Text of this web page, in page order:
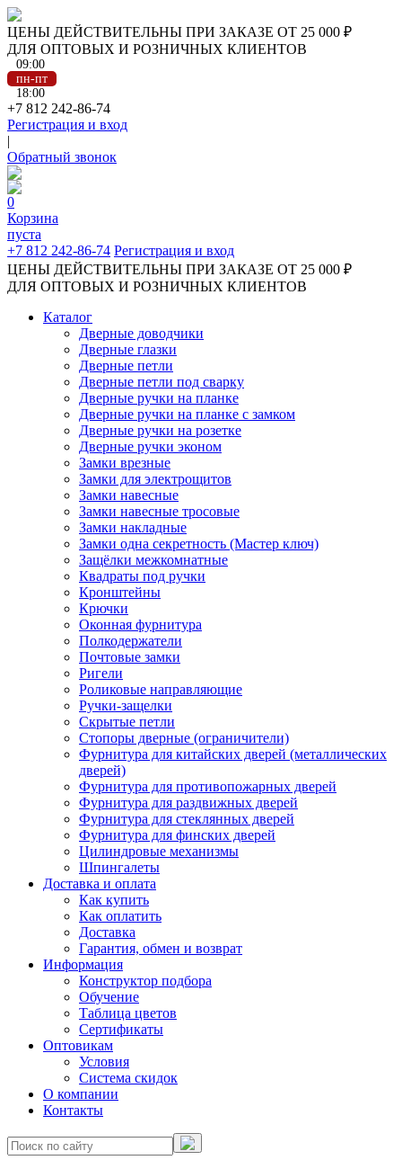
ЦЕНЫ ДЕЙСТВИТЕЛЬНЫ ПРИ ЗАКАЗЕ ОТ 25 000 ₽
ДЛЯ ОПТОВЫХ И РОЗНИЧНЫХ КЛИЕНТОВ
09:00
пн-пт
18:00
+7 812 242-86-74
Регистрация и вход
|
Обратный звонок
0
Корзина
пуста
+7 812 242-86-74 Регистрация и вход
ЦЕНЫ ДЕЙСТВИТЕЛЬНЫ ПРИ ЗАКАЗЕ ОТ 25 000 ₽
ДЛЯ ОПТОВЫХ И РОЗНИЧНЫХ КЛИЕНТОВ
Каталог
Дверные доводчики
Дверные глазки
Дверные петли
Дверные петли под сварку
Дверные ручки на планке
Дверные ручки на планке с замком
Дверные ручки на розетке
Дверные ручки эконом
Замки врезные
Замки для электрощитов
Замки навесные
Замки навесные тросовые
Замки накладные
Замки одна секретность (Мастер ключ)
Защёлки межкомнатные
Квадраты под ручки
Кронштейны
Крючки
Оконная фурнитура
Полкодержатели
Почтовые замки
Ригели
Роликовые направляющие
Ручки-защелки
Скрытые петли
Стопоры дверные (ограничители)
Фурнитура для китайских дверей (металлических
дверей)
Фурнитура для противопожарных дверей
Фурнитура для раздвижных дверей
Фурнитура для стеклянных дверей
Фурнитура для финских дверей
Цилиндровые механизмы
Шпингалеты
Доставка и оплата
Как купить
Как оплатить
Доставка
Гарантия, обмен и возврат
Информация
Конструктор подбора
Обучение
Таблица цветов
Сертификаты
Оптовикам
Условия
Система скидок
О компании
Контакты